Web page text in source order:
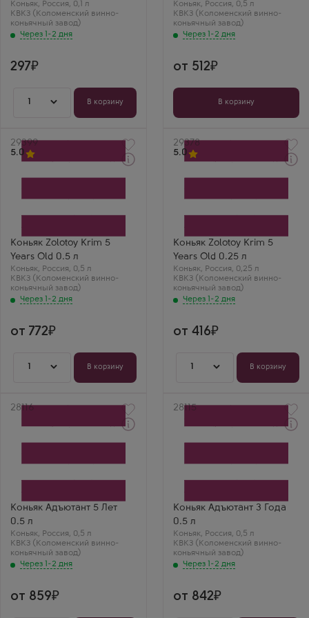
Коньяк, Россия, 0,1 л
КВКЗ (Коломенский винно-
коньячный завод)
Через 1-2 дня
Крым
Выдержка
7 лет
Глеб
коньяк в мини-
нотами финика,
ванили и дуба.
Подарили — оценил.
297
1 В корзину
Коньяк, Россия, 0,5 л
КВКЗ (Коломенский винно-
коньячный завод)
Через 1-2 дня
3 года
Роман П.
Пять звезд
Коктебеля —
годами. Очень
от 512
В корзину
Артикул
29399
5.0
Коньяк Zolotoy Krim 5
Years Old 0.5 л
Коньяк, Россия, 0,5 л
КВКЗ (Коломенский винно-
коньячный завод)
Через 1-2 дня
Производитель
Золотой Крым
Выдержка
5 лет
Виктория
Zolotoy Krim 5 лет
0.5 — мягкий,
фруктовый, с лёгкой
новичкам. Цена
от 772
1 В корзину
Артикул
29378
5.0
Коньяк Zolotoy Krim 5
Years Old 0.25 л
Коньяк, Россия, 0,25 л
КВКЗ (Коломенский винно-
коньячный завод)
Через 1-2 дня
Производитель
Золотой Крым
Выдержка
5 лет
Марина
Zolotoy Krim 5 лет
0.25 — мягкий,
фруктовый, с лёгкой
новичкам. Цена
от 416
1 В корзину
Артикул
28116
Коньяк Адъютант 5 Лет
0.5 л
Коньяк, Россия, 0,5 л
КВКЗ (Коломенский винно-
коньячный завод)
Через 1-2 дня
Производитель
Адъютант
Регион
Москва
Выдержка
5 лет
от 859
Артикул
28115
Коньяк Адъютант 3 Года
0.5 л
Коньяк, Россия, 0,5 л
КВКЗ (Коломенский винно-
коньячный завод)
Через 1-2 дня
Производитель
Адъютант
Регион
Москва
Выдержка
3 года
от 842